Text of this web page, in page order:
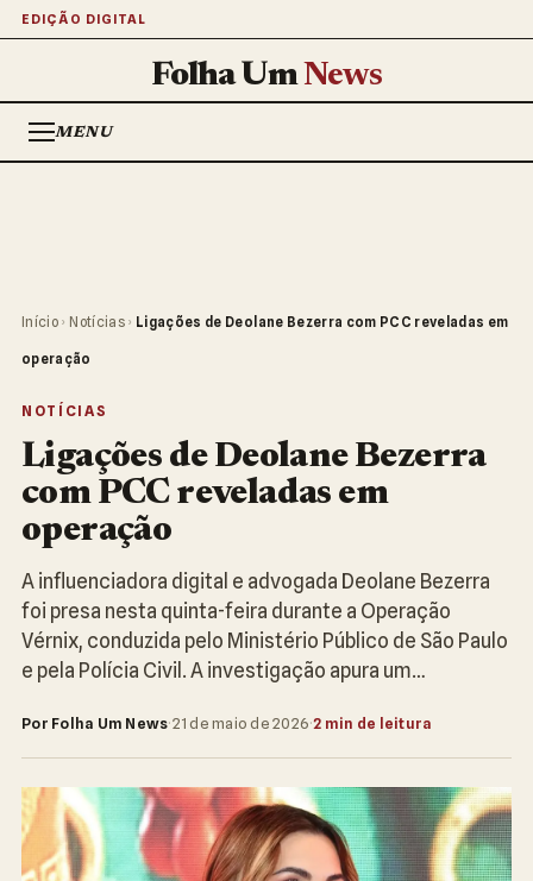
EDIÇÃO DIGITAL
Folha UmNews
MENU
Início › Notícias › Ligações de Deolane Bezerra com PCC reveladas em
operação
NOTÍCIAS
Ligações de Deolane Bezerra
com PCC reveladas em
operação
A influenciadora digital e advogada Deolane Bezerra
foi presa nesta quinta-feira durante a Operação
Vérnix, conduzida pelo Ministério Público de São Paulo
e pela Polícia Civil. A investigação apura um…
Por Folha Um News·21 de maio de 2026·2 min de leitura